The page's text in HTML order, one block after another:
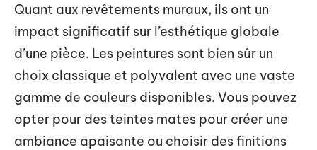
Quant aux revêtements muraux, ils ont un
impact significatif sur l’esthétique globale
d’une pièce. Les peintures sont bien sûr un
choix classique et polyvalent avec une vaste
gamme de couleurs disponibles. Vous pouvez
opter pour des teintes mates pour créer une
ambiance apaisante ou choisir des finitions